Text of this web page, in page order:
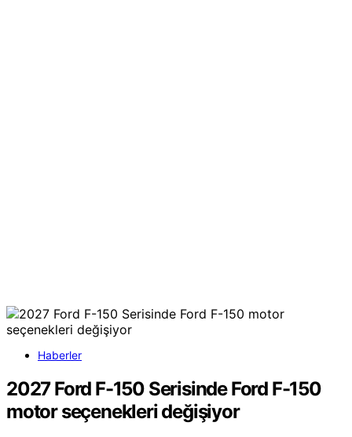
Haberler
2027 Ford F-150 Serisinde Ford F-150
motor seçenekleri değişiyor